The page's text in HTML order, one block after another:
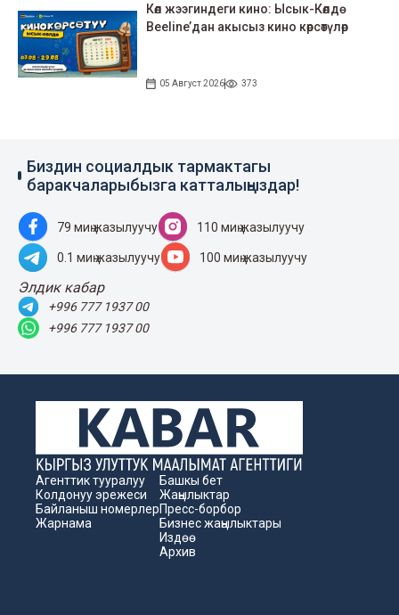
Көл жээгиндеги кино: Ысык-Көлдө
Beeline’дан акысыз кино көрсөтүлөр
05 Август 2026 373
Биздин социалдык тармактагы
баракчаларыбызга катталыңыздар!
79 миң жазылуучу 110 миң жазылуучу
0.1 миң жазылуучу 100 миң жазылуучу
Элдик кабар
+996 777 1937 00
+996 777 1937 00
Агенттик тууралуу
Колдонуу эрежеси
Байланыш номерлер
Жарнама
Башкы бет
Жаңылыктар
Пресс-борбор
Бизнес жаңылыктары
Издөө
Архив